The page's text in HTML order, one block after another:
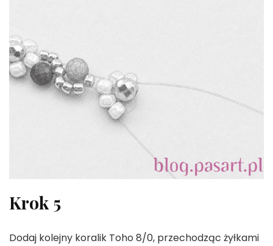
Krok 5
Dodaj kolejny koralik Toho 8/0, przechodząc żyłkami